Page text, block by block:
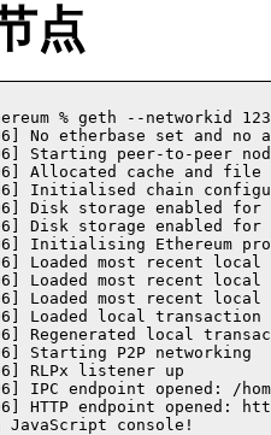
点
% geth --networkid
No etherbase set and
Starting peer-to-peer
Allocated cache and file
Initialised chain
Disk storage enabled for
Disk storage enabled
Initialising Ethereum
Loaded most recent local
Loaded most recent local
Loaded most recent local
Loaded local
Regenerated local
Starting P2P networking
RLPx listener up
IPC endpoint opened: /
HTTP endpoint opened:
JavaScript console!